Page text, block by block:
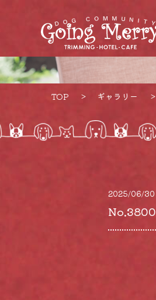
TOP ギャラリー
2025/06/30
No.3800